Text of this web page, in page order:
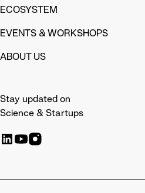
ECOSYSTEM
EVENTS & WORKSHOPS
ABOUT US
Stay updated on
Science & Startups